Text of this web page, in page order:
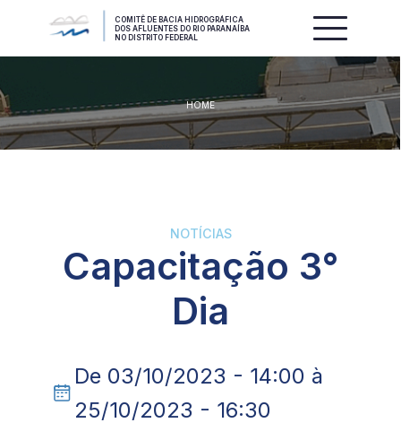
COMITÊ DE BACIA HIDROGRÁFICA
DOS AFLUENTES DO RIO PARANAÍBA
NO DISTRITO FEDERAL
HOME
NOTÍCIAS
Capacitação 3°
Dia
De 03/10/2023 - 14:00 à
25/10/2023 - 16:30